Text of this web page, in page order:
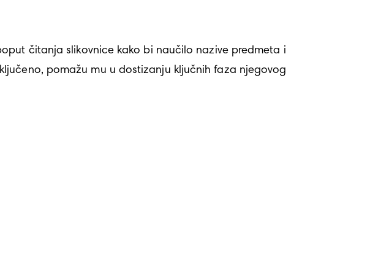
čitanja slikovnice kako bi naučilo nazive predmeta i
pomažu mu u dostizanju ključnih faza njegovog